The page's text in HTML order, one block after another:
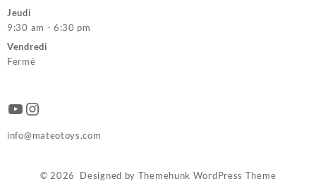
Jeudi
9:30 am - 6:30 pm
Vendredi
Fermé
YouTube
Instagram
info@mateotoys.com
© 2026 Designed by Themehunk WordPress Theme